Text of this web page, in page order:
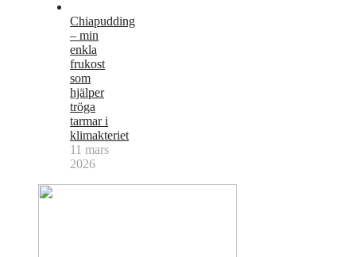
Chiapudding
– min
enkla
frukost
som
hjälper
tröga
tarmar i
klimakteriet
11 mars
2026